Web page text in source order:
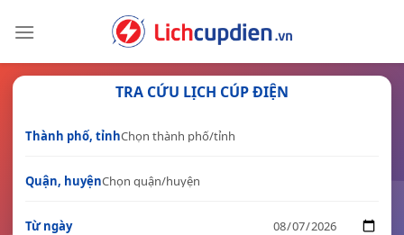
TRA CỨU LỊCH CÚP ĐIỆN
Thành phố, tỉnh
Quận, huyện
Từ ngày